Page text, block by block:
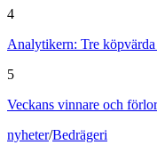
4
Analytikern: Tre
5
Veckans vinnare och
nyheter/Bedrägeri